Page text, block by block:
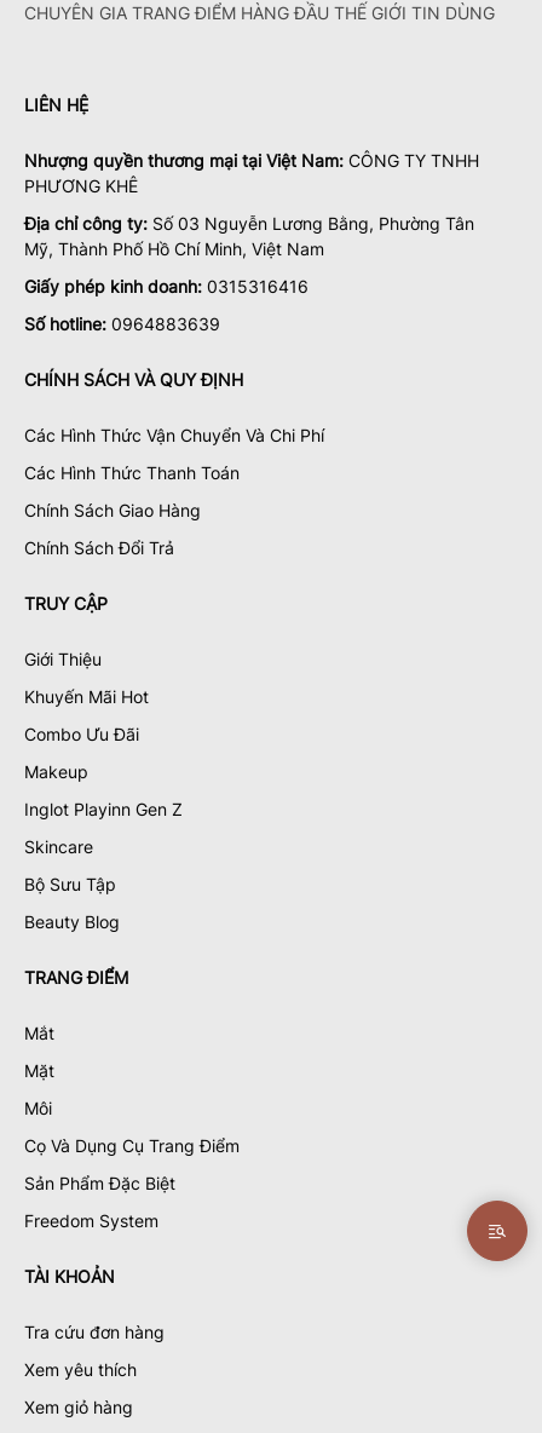
CHUYÊN GIA TRANG ĐIỂM HÀNG ĐẦU THẾ GIỚI TIN DÙNG
LIÊN HỆ
Nhượng quyền thương mại tại Việt Nam: CÔNG TY TNHH
PHƯƠNG KHÊ
Địa chỉ công ty: Số 03 Nguyễn Lương Bằng, Phường Tân
Mỹ, Thành Phố Hồ Chí Minh, Việt Nam
Giấy phép kinh doanh: 0315316416
Số hotline: 0964883639
CHÍNH SÁCH VÀ QUY ĐỊNH
Các Hình Thức Vận Chuyển Và Chi Phí
Các Hình Thức Thanh Toán
Chính Sách Giao Hàng
Chính Sách Đổi Trả
TRUY CẬP
Giới Thiệu
Khuyến Mãi Hot
Combo Ưu Đãi
Makeup
Inglot Playinn Gen Z
Skincare
Bộ Sưu Tập
Beauty Blog
TRANG ĐIỂM
Mắt
Mặt
Môi
Cọ Và Dụng Cụ Trang Điểm
Sản Phẩm Đặc Biệt
Freedom System
TÀI KHOẢN
Tra cứu đơn hàng
Xem yêu thích
Xem giỏ hàng